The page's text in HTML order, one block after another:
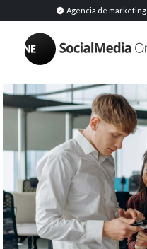
Agencia de marketing